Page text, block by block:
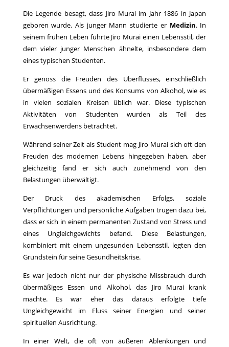
Die Legende besagt, dass Jiro Murai im Jahr 1886 in Japan
geboren wurde. Als junger Mann studierte er Medizin. In
seinem frühen Leben führte Jiro Murai einen Lebensstil, der
dem vieler junger Menschen ähnelte, insbesondere dem
eines typischen Studenten.
Er genoss die Freuden des Überflusses, einschließlich
übermäßigen Essens und des Konsums von Alkohol, wie es
in vielen sozialen Kreisen üblich war. Diese typischen
Aktivitäten von Studenten wurden als Teil des
Erwachsenwerdens betrachtet.
Während seiner Zeit als Student mag Jiro Murai sich oft den
Freuden des modernen Lebens hingegeben haben, aber
gleichzeitig fand er sich auch zunehmend von den
Belastungen überwältigt.
Der Druck des akademischen Erfolgs, soziale
Verpflichtungen und persönliche Aufgaben trugen dazu bei,
dass er sich in einem permanenten Zustand von Stress und
eines Ungleichgewichts befand. Diese Belastungen,
kombiniert mit einem ungesunden Lebensstil, legten den
Grundstein für seine Gesundheitskrise.
Es war jedoch nicht nur der physische Missbrauch durch
übermäßiges Essen und Alkohol, das Jiro Murai krank
machte. Es war eher das daraus erfolgte tiefe
Ungleichgewicht im Fluss seiner Energien und seiner
spirituellen Ausrichtung.
In einer Welt, die oft von äußeren Ablenkungen und